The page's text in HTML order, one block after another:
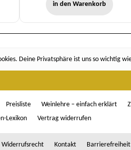
in den Warenkorb
Deine Privatsphäre ist uns so wichtig
Preisliste Weinlehre – einfach erklärt
Lexikon Vertrag widerrufen
Widerrufsrecht Kontakt Barrierefreiheit